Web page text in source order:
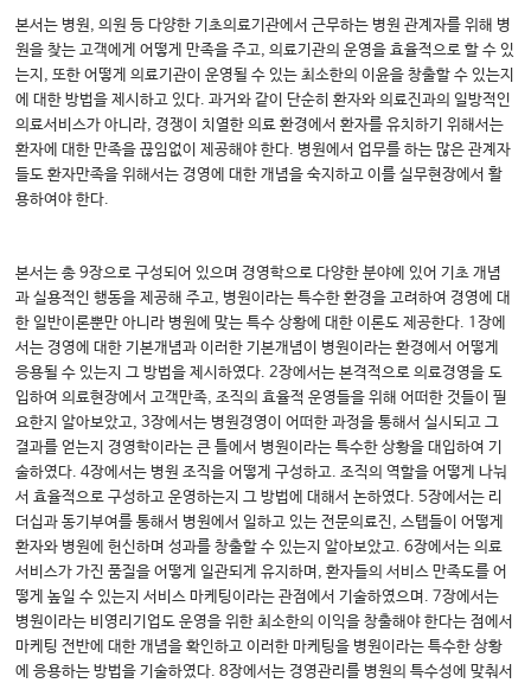
본서는 병원, 의원 등 다양한 기초의료기관에서 근무하는 병원 관계자를 위해 병
원을 찾는 고객에게 어떻게 만족을 주고, 의료기관의 운영을 효율적으로 할 수 있
는지, 또한 어떻게 의료기관이 운영될 수 있는 최소한의 이윤을 창출할 수 있는지
에 대한 방법을 제시하고 있다. 과거와 같이 단순히 환자와 의료진과의 일방적인
의료서비스가 아니라, 경쟁이 치열한 의료 환경에서 환자를 유치하기 위해서는
환자에 대한 만족을 끊임없이 제공해야 한다. 병원에서 업무를 하는 많은 관계자
들도 환자만족을 위해서는 경영에 대한 개념을 숙지하고 이를 실무현장에서 활
용하여야 한다.
본서는 총 9장으로 구성되어 있으며 경영학으로 다양한 분야에 있어 기초 개념
과 실용적인 행동을 제공해 주고, 병원이라는 특수한 환경을 고려하여 경영에 대
한 일반이론뿐만 아니라 병원에 맞는 특수 상황에 대한 이론도 제공한다. 1장에
서는 경영에 대한 기본개념과 이러한 기본개념이 병원이라는 환경에서 어떻게
응용될 수 있는지 그 방법을 제시하였다. 2장에서는 본격적으로 의료경영을 도
입하여 의료현장에서 고객만족, 조직의 효율적 운영들을 위해 어떠한 것들이 필
요한지 알아보았고, 3장에서는 병원경영이 어떠한 과정을 통해서 실시되고 그
결과를 얻는지 경영학이라는 큰 틀에서 병원이라는 특수한 상황을 대입하여 기
술하였다. 4장에서는 병원 조직을 어떻게 구성하고. 조직의 역할을 어떻게 나눠
서 효율적으로 구성하고 운영하는지 그 방법에 대해서 논하였다. 5장에서는 리
더십과 동기부여를 통해서 병원에서 일하고 있는 전문의료진, 스탭들이 어떻게
환자와 병원에 헌신하며 성과를 창출할 수 있는지 알아보았고. 6장에서는 의료
서비스가 가진 품질을 어떻게 일관되게 유지하며, 환자들의 서비스 만족도를 어
떻게 높일 수 있는지 서비스 마케팅이라는 관점에서 기술하였으며. 7장에서는
병원이라는 비영리기업도 운영을 위한 최소한의 이익을 창출해야 한다는 점에서
마케팅 전반에 대한 개념을 확인하고 이러한 마케팅을 병원이라는 특수한 상황
에 응용하는 방법을 기술하였다. 8장에서는 경영관리를 병원의 특수성에 맞춰서